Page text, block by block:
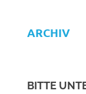
ARCHIV
BITTE